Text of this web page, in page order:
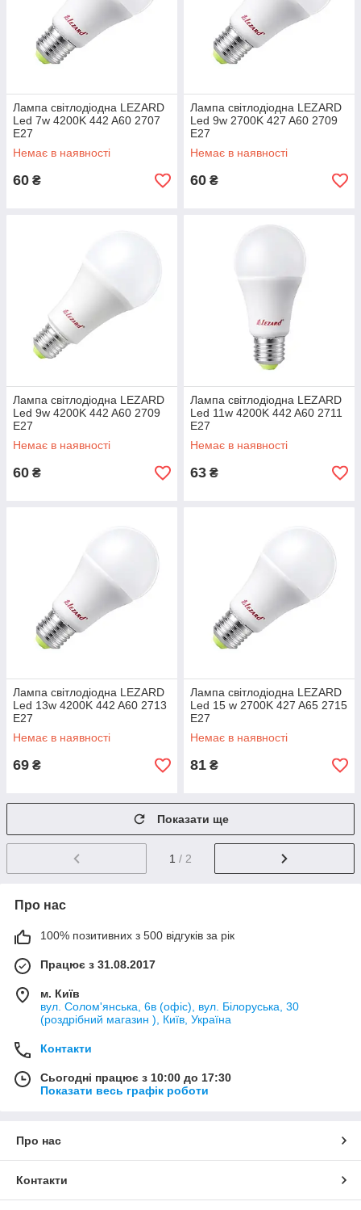
Лампа світлодіодна LEZARD
Led 7w 4200K 442 A60 2707
E27
Немає в наявності
60 ₴
Лампа світлодіодна LEZARD
Led 9w 2700K 427 A60 2709
E27
Немає в наявності
60 ₴
Лампа світлодіодна LEZARD
Led 9w 4200K 442 A60 2709
E27
Немає в наявності
60 ₴
Лампа світлодіодна LEZARD
Led 11w 4200K 442 A60 2711
E27
Немає в наявності
63 ₴
Лампа світлодіодна LEZARD
Led 13w 4200K 442 A60 2713
E27
Немає в наявності
69 ₴
Лампа світлодіодна LEZARD
Led 15 w 2700K 427 A65 2715
E27
Немає в наявності
81 ₴
Показати ще
1 / 2
Про нас
100% позитивних з 500 відгуків за рік
Працює з 31.08.2017
м. Київ
вул. Солом'янська, 6в (офіс), вул. Білоруська, 30
(роздрібний магазин ), Київ, Україна
Контакти
Сьогодні працює з 10:00 до 17:30
Показати весь графік роботи
Про нас
Контакти